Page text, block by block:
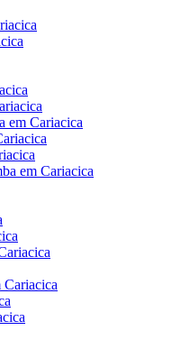
em Cariacica
em Cariacica
Cariacica